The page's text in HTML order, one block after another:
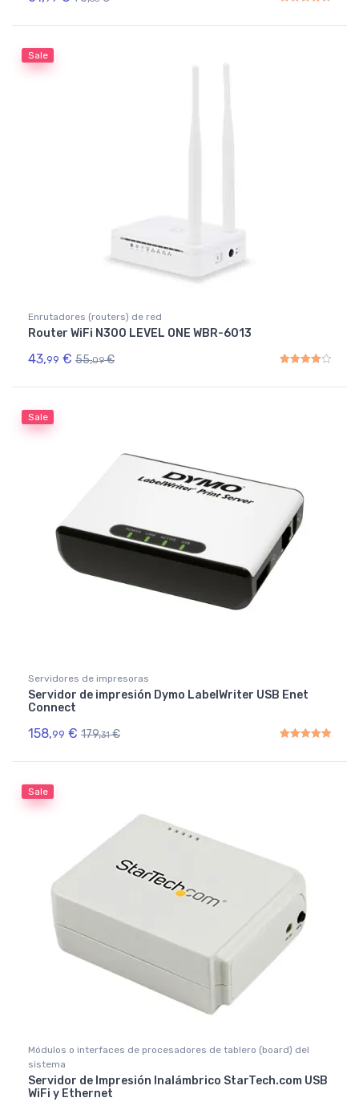
Sale
Enrutadores (routers) de red
Router WiFi N300 LEVEL ONE WBR-6013
43,99 € 55,09 €
Sale
Servidores de impresoras
Servidor de impresión Dymo LabelWriter USB Enet
Connect
158,99 € 179,31 €
Sale
Módulos o interfaces de procesadores de tablero (board) del
sistema
Servidor de Impresión Inalámbrico StarTech.com USB
WiFi y Ethernet